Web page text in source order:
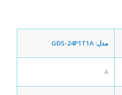
مدل: GDS-24P1T1A
A